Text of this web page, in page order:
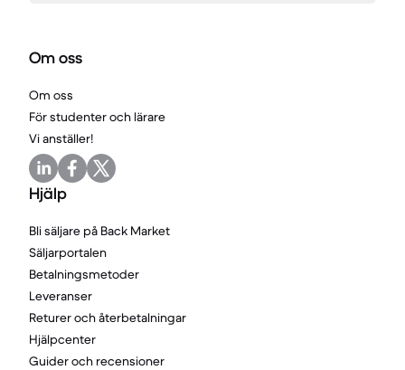
Om oss
Om oss
För studenter och lärare
Vi anställer!
Hjälp
Bli säljare på Back Market
Säljarportalen
Betalningsmetoder
Leveranser
Returer och återbetalningar
Hjälpcenter
Guider och recensioner